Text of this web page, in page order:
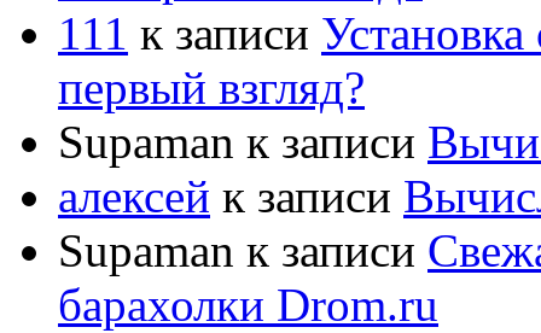
111 к записи Установка
первый взгляд?
Supaman к записи
алексей к записи
Supaman к записи
барахолки Drom.ru